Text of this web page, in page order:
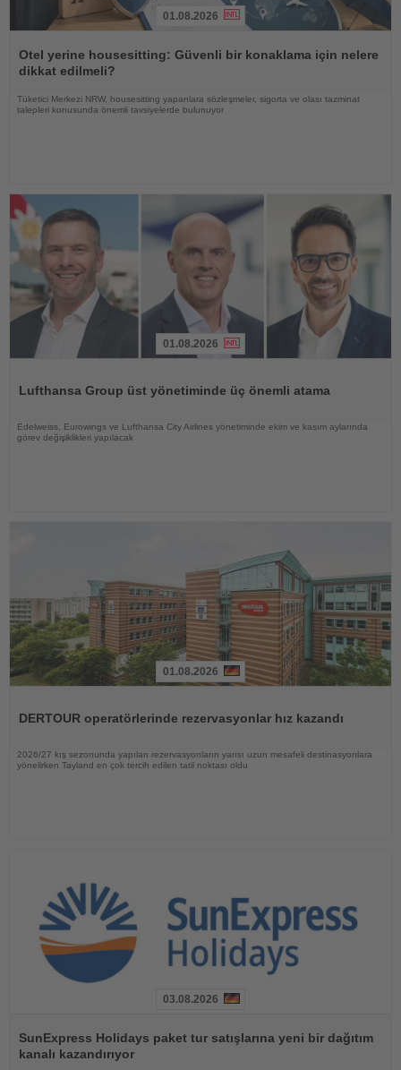
Oku
01.08.2026
Otel yerine housesitting: Güvenli bir konaklama için nelere
dikkat edilmeli?
Tüketici Merkezi NRW, housesitting yapanlara sözleşmeler, sigorta ve olası tazminat
talepleri konusunda önemli tavsiyelerde bulunuyor
01.08.2026
Lufthansa Group üst yönetiminde üç önemli atama
Edelweiss, Eurowings ve Lufthansa City Airlines yönetiminde ekim ve kasım aylarında
görev değişiklikleri yapılacak
01.08.2026
DERTOUR operatörlerinde rezervasyonlar hız kazandı
2026/27 kış sezonunda yapılan rezervasyonların yarısı uzun mesafeli destinasyonlara
yönelirken Tayland en çok tercih edilen tatil noktası oldu
Oku
03.08.2026
SunExpress Holidays paket tur satışlarına yeni bir dağıtım
kanalı kazandırıyor